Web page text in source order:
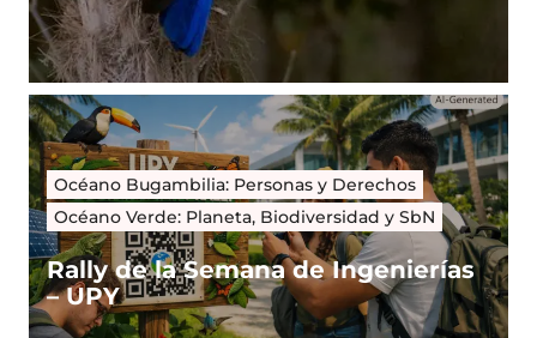
Océano Bugambilia: Personas y Derechos
Océano Verde: Planeta, Biodiversidad y SbN
Rally de la Semana de Ingenierías
– UPY